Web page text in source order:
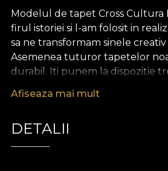
Modelul de tapet Cross Cultura
firul istoriei si l-am folosit in
sa ne transformam sinele
Asemenea tuturor tapetelor
durabil. Iti punem la dispozitie
aminte de cea a inului bogat.
Colectia
Afiseaza mai mult
DETALII